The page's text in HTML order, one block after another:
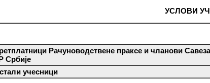
УСЛОВИ
Рачуноводствене праксе и чланови Савеза
Србије
учесници